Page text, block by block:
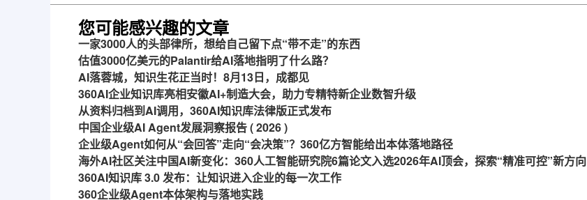
您可能感兴趣的文章
一家3000人的头部律所，想给自己留下点“带不走”的东西
估值3000亿美元的Palantir给AI落地指明了什么路？
AI落蓉城，知识生花正当时！8月13日，成都见
360AI企业知识库亮相安徽AI+制造大会，助力专精特新企业数智升级
从资料归档到AI调用，360AI知识库法律版正式发布
中国企业级AI Agent发展洞察报告 ( 2026 )
企业级Agent如何从“会回答”走向“会决策”？360亿方智能给出本体落地路径
海外AI社区关注中国AI新变化：360人工智能研究院6篇论文入选2026年AI顶会，探索“精准可控”新方向
360AI知识库 3.0 发布：让知识进入企业的每一次工作
360企业级Agent本体架构与落地实践